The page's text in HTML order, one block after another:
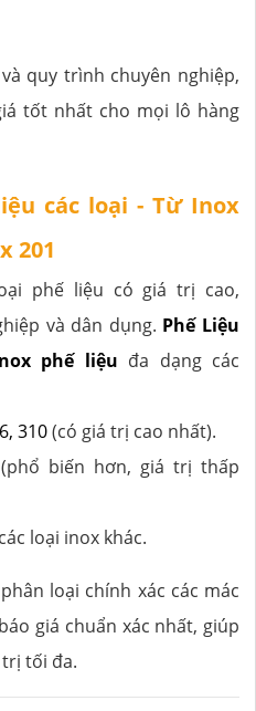
quy trình chuyên nghiệp,
tốt nhất cho mọi lô hàng
các loại - Từ Inox
201
phế liệu có giá trị cao,
và dân dụng. Phế Liệu
phế liệu đa dạng các
310(có giá trị cao nhất).
(phổ biến hơn, giá trị thấp
loại inox khác.
loại chính xác các mác
giá chuẩn xác nhất, giúp
tối đa.